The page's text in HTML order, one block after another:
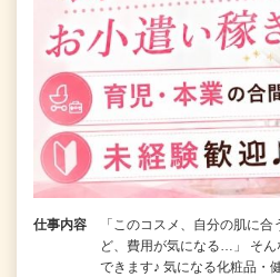
仕事内容
「このコスメ、自分の肌に
ど、費用が気になる…」 そ
できます♪ 気になる化粧品・